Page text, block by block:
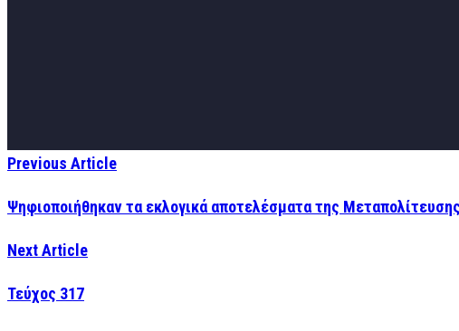
Previous Article
Ψηφιοποιήθηκαν τα εκλογικά αποτελέσματα της
Next Article
Τεύχος 317